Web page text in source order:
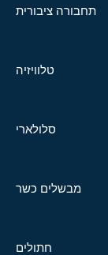
תחבורה ציבורית
טלוויזיה
סלולארי
מבשלים כשר
חתולים